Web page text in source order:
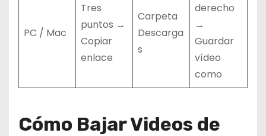
PC / Mac
Tres
puntos →
Copiar
enlace
Carpeta
Descarga
s
derecho
→
Guardar
vídeo
como
Cómo Bajar Videos de